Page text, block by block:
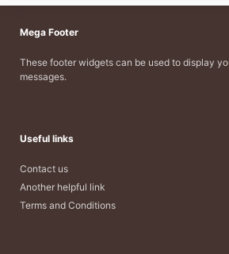
Mega Footer
These footer widgets can be used to display
messages.
Useful links
Contact us
Another helpful link
Terms and Conditions